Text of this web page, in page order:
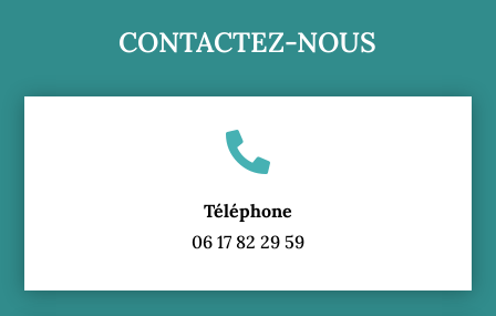
CONTACTEZ-NOUS

Téléphone
06 17 82 29 59